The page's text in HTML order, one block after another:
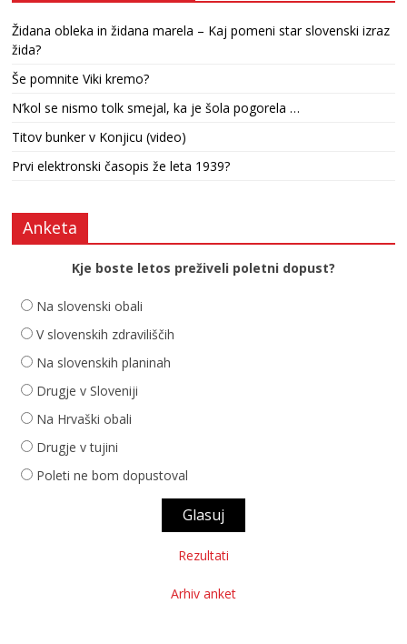
Židana obleka in židana marela – Kaj pomeni star slovenski izraz
žida?
Še pomnite Viki kremo?
N’kol se nismo tolk smejal, ka je šola pogorela …
Titov bunker v Konjicu (video)
Prvi elektronski časopis že leta 1939?
Anketa
Kje boste letos preživeli poletni dopust?
Na slovenski obali
V slovenskih zdraviliščih
Na slovenskih planinah
Drugje v Sloveniji
Na Hrvaški obali
Drugje v tujini
Poleti ne bom dopustoval
Rezultati
Arhiv anket